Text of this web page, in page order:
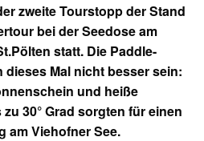
zweite Tourstopp der Stand
bei der Seedose am
statt. Die Paddle-
Mal nicht besser sein:
und heiße
30° Grad sorgten für einen
am Viehofner See.